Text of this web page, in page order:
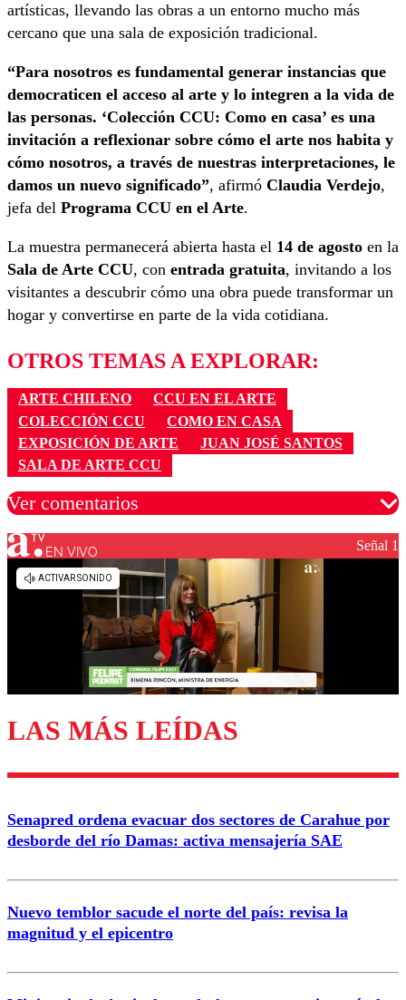
artísticas, llevando las obras a un entorno mucho más
cercano que una sala de exposición tradicional.
“Para nosotros es fundamental generar instancias que
democraticen el acceso al arte y lo integren a la vida de
las personas. ‘Colección CCU: Como en casa’ es una
invitación a reflexionar sobre cómo el arte nos habita y
cómo nosotros, a través de nuestras interpretaciones, le
damos un nuevo significado”, afirmó Claudia Verdejo,
jefa del Programa CCU en el Arte.
La muestra permanecerá abierta hasta el 14 de agosto en la
Sala de Arte CCU, con entrada gratuita, invitando a los
visitantes a descubrir cómo una obra puede transformar un
hogar y convertirse en parte de la vida cotidiana.
OTROS TEMAS A EXPLORAR:
ARTE CHILENO
CCU EN EL ARTE
COLECCIÓN CCU
COMO EN CASA
EXPOSICIÓN DE ARTE
JUAN JOSÉ SANTOS
SALA DE ARTE CCU
Ver comentarios
Los comentarios son moderados para garantizar un
diálogo respetuoso.
Enviar comentario
EN VIVO Señal 1
LAS MÁS LEÍDAS
Senapred ordena evacuar dos sectores de Carahue por
desborde del río Damas: activa mensajería SAE
Nuevo temblor sacude el norte del país: revisa la
magnitud y el epicentro